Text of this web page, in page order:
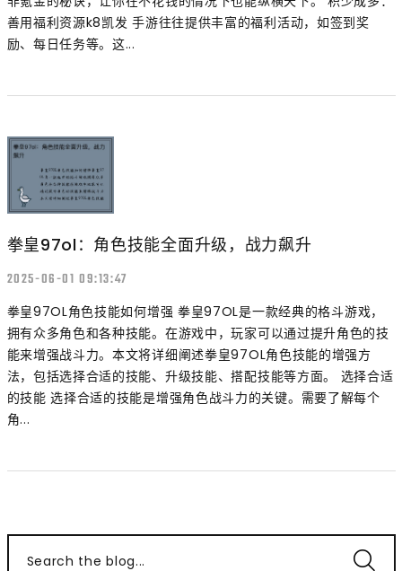
善用福利资源k8凯发 手游往往提供丰富的福利活动，如签到奖
励、每日任务等。这...
拳皇97ol：角色技能全面升级，战力飙升
2025-06-01 09:13:47
拳皇97OL角色技能如何增强 拳皇97OL是一款经典的格斗游戏，
拥有众多角色和各种技能。在游戏中，玩家可以通过提升角色的技
能来增强战斗力。本文将详细阐述拳皇97OL角色技能的增强方
法，包括选择合适的技能、升级技能、搭配技能等方面。 选择合适
的技能 选择合适的技能是增强角色战斗力的关键。需要了解每个
角...
Search the blog...